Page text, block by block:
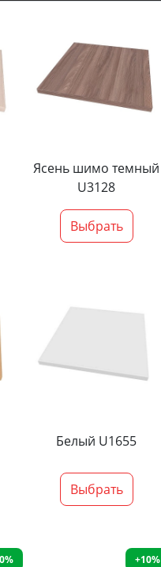
Ясень шимо темный
U3128
Выбрать
Белый U1655
Выбрать
+10%